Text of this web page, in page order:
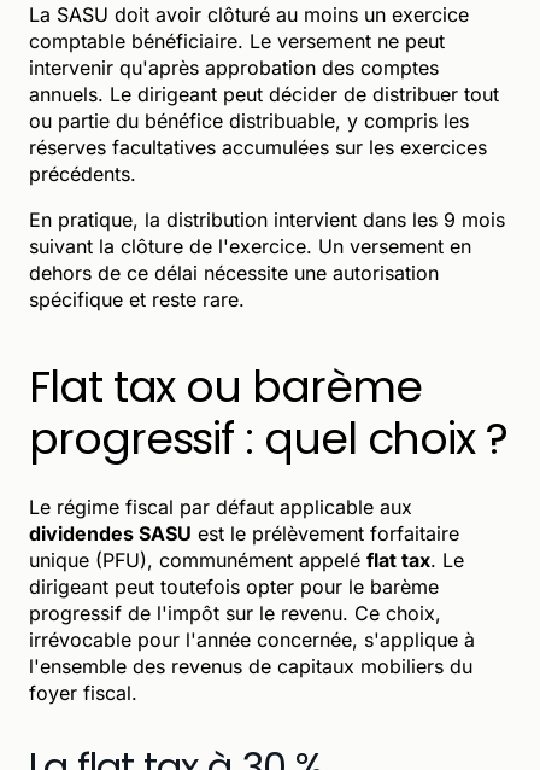
La SASU doit avoir clôturé au moins un exercice
comptable bénéficiaire. Le versement ne peut
intervenir qu'après approbation des comptes
annuels. Le dirigeant peut décider de distribuer tout
ou partie du bénéfice distribuable, y compris les
réserves facultatives accumulées sur les exercices
précédents.
En pratique, la distribution intervient dans les 9 mois
suivant la clôture de l'exercice. Un versement en
dehors de ce délai nécessite une autorisation
spécifique et reste rare.
Flat tax ou barème
progressif : quel choix ?
Le régime fiscal par défaut applicable aux
dividendes SASU est le prélèvement forfaitaire
unique (PFU), communément appelé flat tax. Le
dirigeant peut toutefois opter pour le barème
progressif de l'impôt sur le revenu. Ce choix,
irrévocable pour l'année concernée, s'applique à
l'ensemble des revenus de capitaux mobiliers du
foyer fiscal.